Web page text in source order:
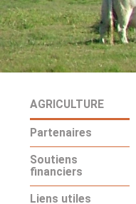
AGRICULTURE
Partenaires
Soutiens
financiers
Liens utiles